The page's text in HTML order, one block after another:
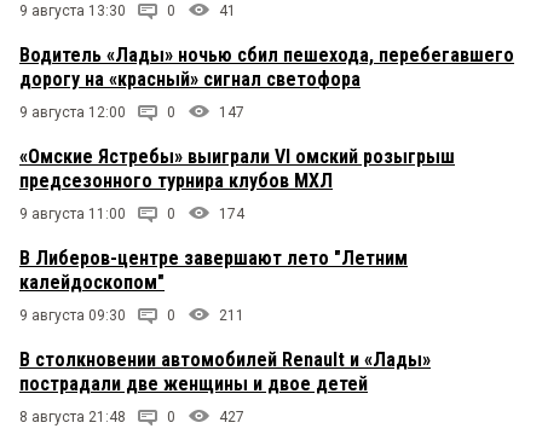
9 августа 13:30 0 41
Водитель «Лады» ночью сбил пешехода, перебегавшего
дорогу на «красный» сигнал светофора
9 августа 12:00 0 147
«Омские Ястребы» выиграли VI омский розыгрыш
предсезонного турнира клубов МХЛ
9 августа 11:00 0 174
В Либеров-центре завершают лето "Летним
калейдоскопом"
9 августа 09:30 0 211
В столкновении автомобилей Renault и «Лады»
пострадали две женщины и двое детей
8 августа 21:48 0 427